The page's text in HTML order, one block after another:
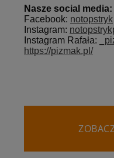
Nasze social media:
Facebook: notopstryk
Instagram:
Instagram Rafała:
https://pizmak.pl/